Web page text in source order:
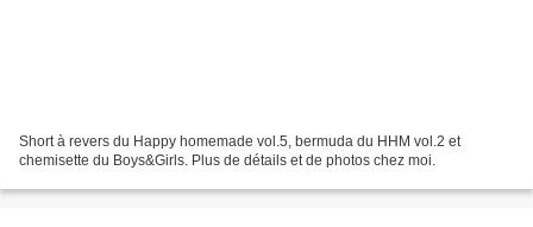
Short à revers du Happy homemade vol.5, bermuda du HHM vol.2 et
chemisette du Boys&Girls. Plus de détails et de photos chez moi.